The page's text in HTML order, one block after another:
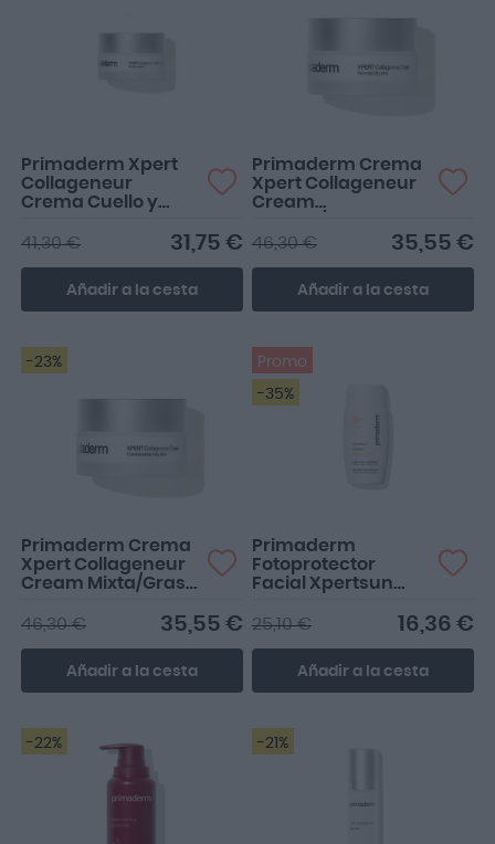
Primaderm Xpert
Collageneur
Crema Cuello y
31,75 €
41,30 €
Añadir a la cesta
Primaderm Crema
Xpert Collageneur
Cream
35,55 €
46,30 €
Añadir a la cesta
-23%
Primaderm Crema
Xpert Collageneur
Cream Mixta/Grasa
35,55 €
46,30 €
Añadir a la cesta
Promo
-35%
Primaderm
Fotoprotector
Facial Xpertsun
Textura Ligera
16,36 €
25,10 €
Añadir a la cesta
-22% -21%
Llevo tan solo una